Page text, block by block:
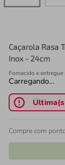
Caçarola Rasa
Inox - 24cm
Fornecido e entregue
Carregando…
Compre com